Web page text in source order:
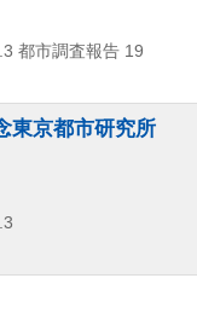
都市調査報告 19
東京都市研究所